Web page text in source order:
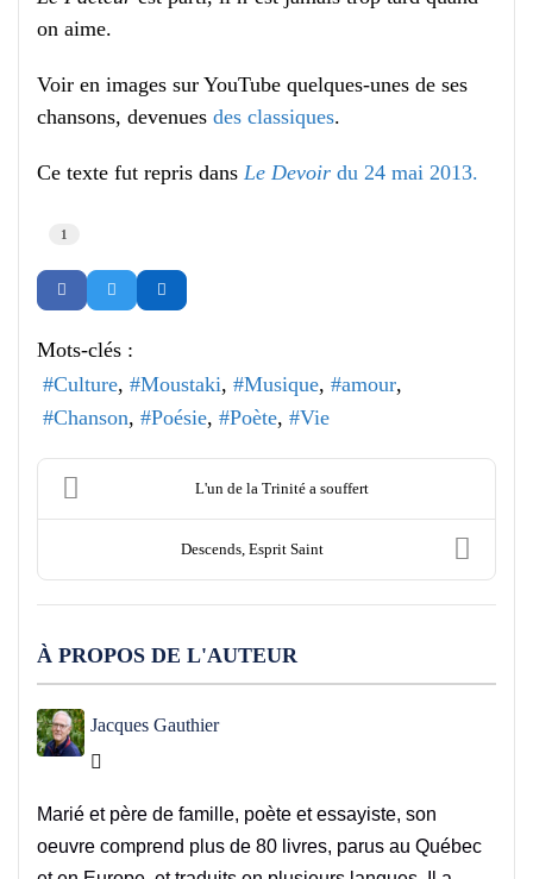
on aime.
Voir en images sur YouTube quelques-unes de ses
chansons, devenues des classiques.
Ce texte fut repris dans Le Devoir du 24 mai 2013.
1
Mots-clés :
Culture
Moustaki Musique
amour
Chanson
Poésie Poète Vie
L'un de la Trinité a souffert
Descends, Esprit Saint
À PROPOS DE L'AUTEUR
Jacques Gauthier
Marié et père de famille, poète et essayiste, son
oeuvre comprend plus de 80 livres, parus au Québec